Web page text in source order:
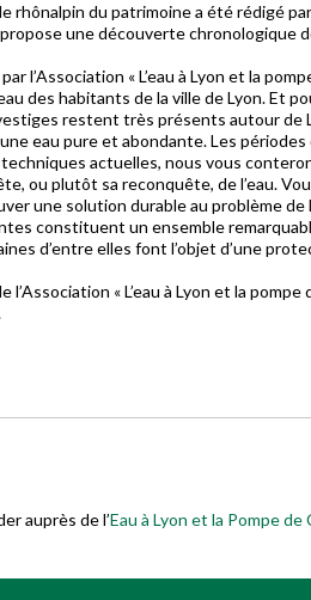
rhônalpin du patrimoine a été rédigé
une découverte chronologique
l’Association « L’eau à Lyon et la
des habitants de la ville de Lyon. Et
restent très présents autour de
eau pure et abondante. Les
actuelles, nous vous
ou plutôt sa reconquête, de l’eau.
une solution durable au problème
constituent un ensemble
d’entre elles font l’objet d’une
l’Association « L’eau à Lyon et la pompe
auprès de l’Eau à Lyon et la Pompe de